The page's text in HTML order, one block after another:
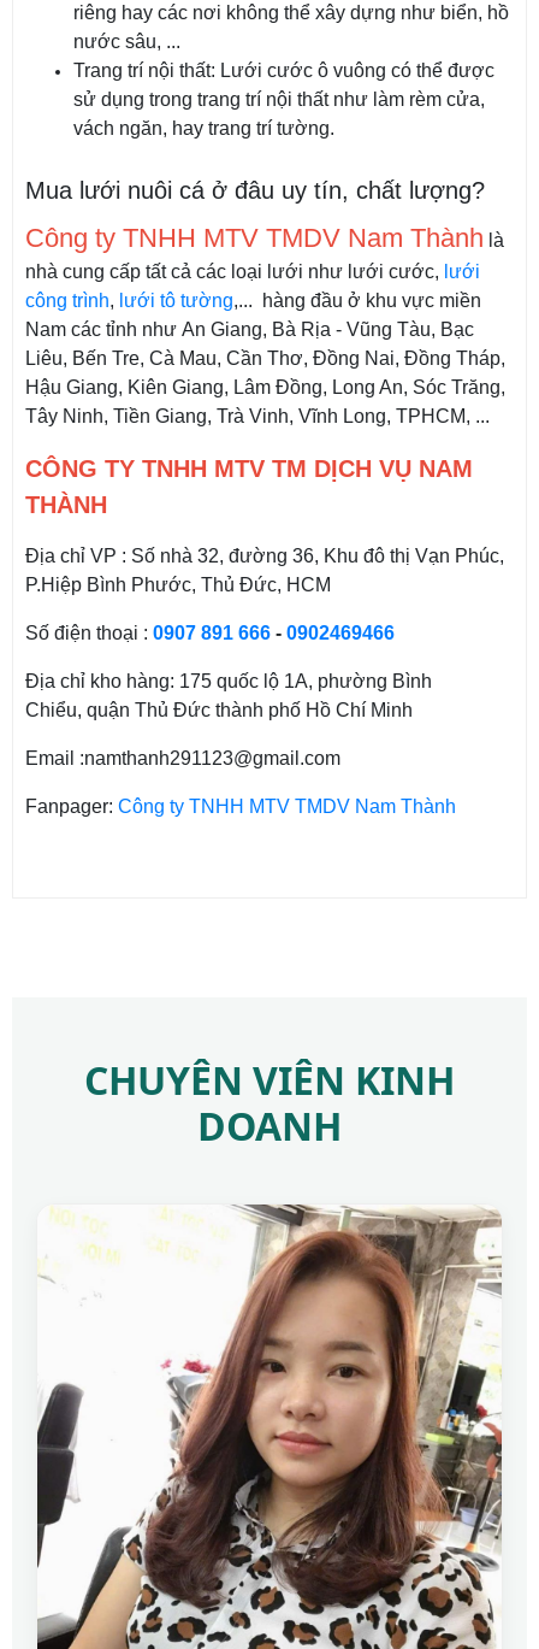
riêng hay các nơi không thể xây dựng như biển, hồ
nước sâu, ...
Trang trí nội thất: Lưới cước ô vuông có thể được
sử dụng trong trang trí nội thất như làm rèm cửa,
vách ngăn, hay trang trí tường.
Mua lưới nuôi cá ở đâu uy tín, chất lượng?
Công ty TNHH MTV TMDV Nam Thành là
nhà cung cấp tất cả các loại lưới như lưới cước, lưới
công trình, lưới tô tường,... hàng đầu ở khu vực miền
Nam các tỉnh như An Giang, Bà Rịa - Vũng Tàu, Bạc
Liêu, Bến Tre, Cà Mau, Cần Thơ, Đồng Nai, Đồng Tháp,
Hậu Giang, Kiên Giang, Lâm Đồng, Long An, Sóc Trăng,
Tây Ninh, Tiền Giang, Trà Vinh, Vĩnh Long, TPHCM, ...
CÔNG TY TNHH MTV TM DỊCH VỤ NAM
THÀNH
Địa chỉ VP : Số nhà 32, đường 36, Khu đô thị Vạn Phúc,
P.Hiệp Bình Phước, Thủ Đức, HCM
Số điện thoại : 0907 891 666 - 0902469466
Địa chỉ kho hàng: 175 quốc lộ 1A, phường Bình
Chiểu, quận Thủ Đức thành phố Hồ Chí Minh
Email :namthanh291123@gmail.com
Fanpager: Công ty TNHH MTV TMDV Nam Thành
CHUYÊN VIÊN KINH
DOANH